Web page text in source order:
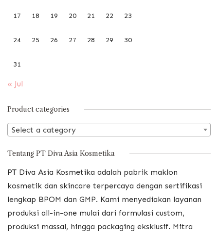
17 18 19 20 21 22 23
24 25 26 27 28 29 30
31
« Jul
Product categories
Select a category
Tentang PT Diva Asia Kosmetika
PT Diva Asia Kosmetika adalah pabrik maklon
kosmetik dan skincare terpercaya dengan sertifikasi
lengkap BPOM dan GMP. Kami menyediakan layanan
produksi all-in-one mulai dari formulasi custom,
produksi massal, hingga packaging eksklusif. Mitra